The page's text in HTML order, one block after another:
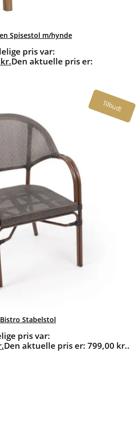
Spisestol m/hynde
pris var:
kr.Den aktuelle pris er:
Tilbud!
Bistro Stabelstol
pris var:
Den aktuelle pris er: 799,00 kr..